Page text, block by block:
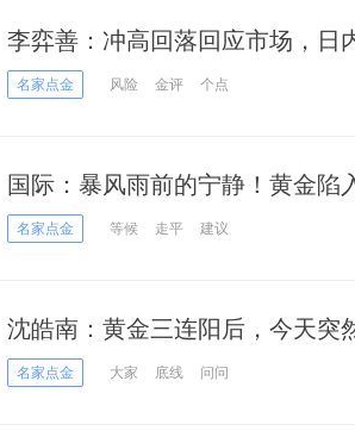
李弈善：冲高回落回应市场，日
名家点金 风险 金评 个点
国际：暴风雨前的宁静！黄金陷
决议」将引爆单边大喷发？
名家点金 等候 走平 建议
沈皓南：黄金三连阳后，今天突
名家点金 大家 底线 问问